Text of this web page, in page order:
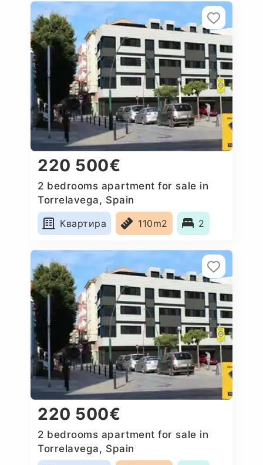
220 500€
2 bedrooms apartment for sale in
Torrelavega, Spain
Квартира
110m2 2
220 500€
2 bedrooms apartment for sale in
Torrelavega, Spain